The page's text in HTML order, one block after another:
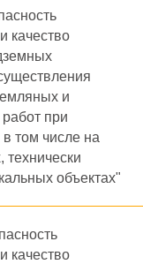
качество
и
при
в том числе на
технически
объектах"
качество